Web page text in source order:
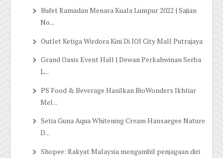
Bufet Ramadan Menara Kuala Lumpur 2022 | Sajian
No...
Outlet Ketiga Wirdora Kini Di IOI City Mall Putrajaya
Grand Oasis Event Hall | Dewan Perkahwinan Serba
L...
PS Food & Beverage Hasilkan BioWonders Ikhtiar
Mel...
Setia Guna Aqua Whitening Cream Hansaegee Nature
D...
Shopee: Rakyat Malaysia mengambil penjagaan diri